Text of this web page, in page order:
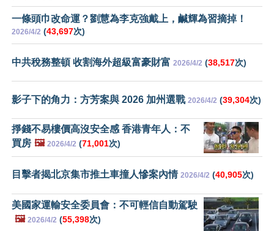
一條頭巾改命運？劉慧為李克強戴上，鹹輝為習摘掉！
2026/4/2 (43,697次)
中共稅務整頓 收割海外超級富豪財富 2026/4/2 (38,517次)
影子下的角力：方芳案與 2026 加州選戰 2026/4/2 (39,304次)
掙錢不易樓價高沒安全感 香港青年人：不
買房 🖼️ 2026/4/2 (71,001次)
目擊者揭北京集市推土車撞人慘案內情 2026/4/2 (40,905次)
美國家運輸安全委員會：不可輕信自動駕駛
🖼️ 2026/4/2 (55,398次)